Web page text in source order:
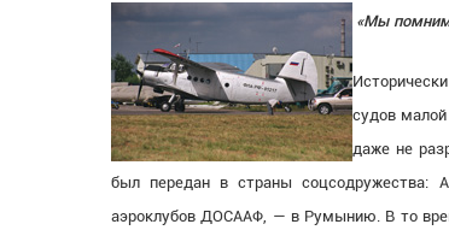
«Мы
судов малой
даже не
был передан в страны соцсодружества:
аэроклубов ДОСААФ, — в Румынию. В то